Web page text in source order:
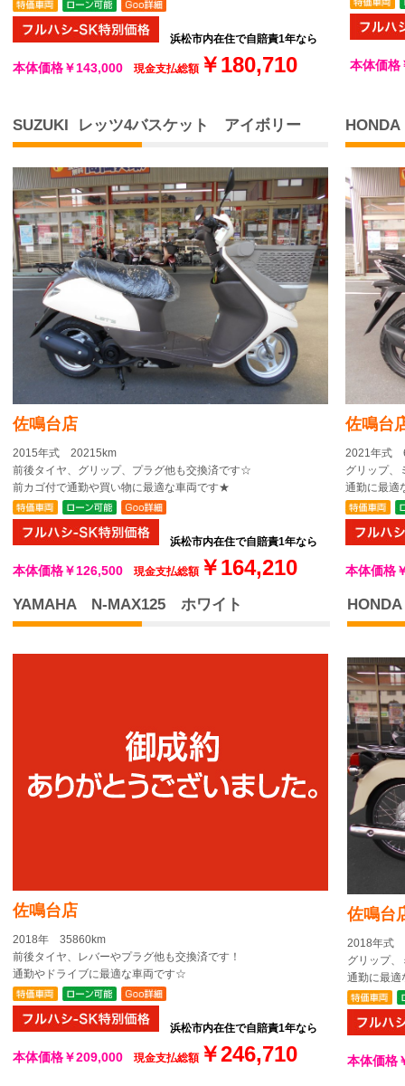
浜松市内在住で自賠責1年なら
本体価格￥143,000 現金支払総額￥180,710 本体価格
SUZUKI レッツ4バスケット アイボリー
佐鳴台店
2015年式 20215km
前後タイヤ、グリップ、プラグ他も交換済です☆
前カゴ付で通勤や買い物に最適な車両です★
浜松市内在住で自賠責1年なら
本体価格￥126,500 現金支払総額￥164,210
佐鳴台
2021年式
グリップ、
通勤に最適
本体価格
YAMAHA N-MAX125 ホワイト
佐鳴台店
2018年 35860km
前後タイヤ、レバーやプラグ他も交換済です！
通勤やドライブに最適な車両です☆
浜松市内在住で自賠責1年なら
本体価格￥209,000 現金支払総額￥246,710
佐鳴台
2018年式
グリップ、
通勤に最
本体価